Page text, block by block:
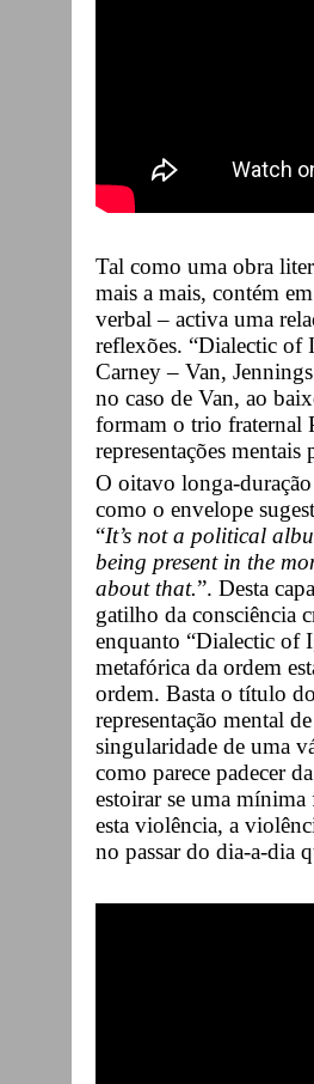
Tal como uma obra
mais a mais, contém
verbal – activa uma
reflexões. “Dialectic of
Carney – Van,
no caso de Van, ao
formam o trio fraternal
representações
O oitavo longa-duração
como o envelope
“It’s not a political
being present in the
about that.”. Desta
gatilho da consciência
enquanto “Dialectic of
metafórica da ordem
ordem. Basta o título
representação mental
singularidade de uma
como parece padecer
estoirar se uma
esta violência, a
no passar do dia-a-dia